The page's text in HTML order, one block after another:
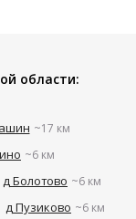
области:
~17 км
~6 км
д Болотово ~6 км
д Пузиково ~6 км